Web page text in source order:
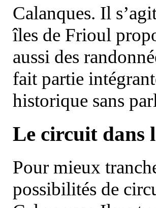
Calanques. Il
îles de Frioul
aussi des
fait partie
historique sans
Le circuit dans
Pour mieux
possibilités de